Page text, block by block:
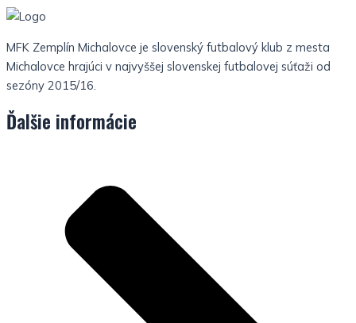
MFK Zemplín Michalovce je slovenský futbalový klub z mesta
Michalovce hrajúci v najvyššej slovenskej futbalovej súťaži od
sezóny 2015/16.
Ďalšie informácie